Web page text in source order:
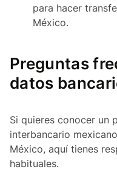
para hacer
México.
Preguntas
datos
Si quieres conocer un
interbancario
México, aquí tienes
habituales.